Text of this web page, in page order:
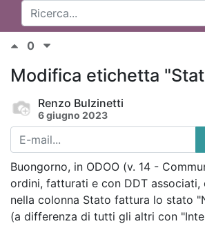
0
Modifica etichetta
Renzo Bulzinetti
6 giugno 2023
Buongorno, in ODOO (v. 14 -
ordini, fatturati e con DDT associati,
nella colonna Stato fattura lo stato
(a differenza di tutti gli altri con